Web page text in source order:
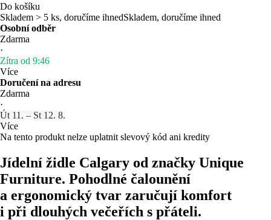
Do košíku
Skladem > 5 ks, doručíme ihnedSkladem, doručíme ihned
Osobní odběr
Zdarma
·
Zítra od 9:46
Více
Doručení na adresu
Zdarma
·
Út 11. – St 12. 8.
Více
Na tento produkt nelze uplatnit slevový kód ani kredity
Jídelní židle Calgary od značky Unique
Furniture. Pohodlné čalounění
a ergonomický tvar zaručují komfort
i při dlouhých večeřích s přáteli.